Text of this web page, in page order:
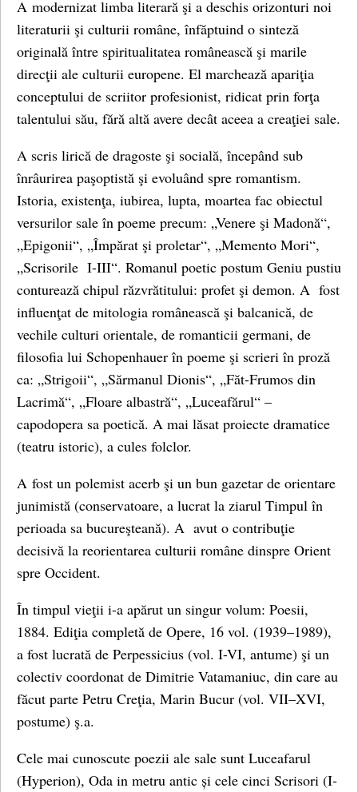
A modernizat limba literară şi a deschis orizonturi noi
literaturii şi culturii române, înfăptuind o sinteză
originală între spiritualitatea românească şi marile
direcţii ale culturii europene. El marchează apariţia
conceptului de scriitor profesionist, ridicat prin forţa
talentului său, fără altă avere decât aceea a creaţiei sale.
A scris lirică de dragoste şi socială, începând sub
înrâurirea paşoptistă şi evoluând spre romantism.
Istoria, existenţa, iubirea, lupta, moartea fac obiectul
versurilor sale în poeme precum: „Venere şi Madonă“,
„Epigonii“, „Împărat şi proletar“, „Memento Mori“,
„Scrisorile I-III“. Romanul poetic postum Geniu pustiu
conturează chipul răzvrătitului: profet şi demon. A fost
influenţat de mitologia românească şi balcanică, de
vechile culturi orientale, de romanticii germani, de
filosofia lui Schopenhauer în poeme şi scrieri în proză
ca: „Strigoii“, „Sărmanul Dionis“, „Făt-Frumos din
Lacrimă“, „Floare albastră“, „Luceafărul“ –
capodopera sa poetică. A mai lăsat proiecte dramatice
(teatru istoric), a cules folclor.
A fost un polemist acerb şi un bun gazetar de orientare
junimistă (conservatoare, a lucrat la ziarul Timpul în
perioada sa bucureşteană). A avut o contribuţie
decisivă la reorientarea culturii române dinspre Orient
spre Occident.
În timpul vieţii i-a apărut un singur volum: Poesii,
1884. Ediţia completă de Opere, 16 vol. (1939–1989),
a fost lucrată de Perpessicius (vol. I-VI, antume) şi un
colectiv coordonat de Dimitrie Vatamaniuc, din care au
făcut parte Petru Creţia, Marin Bucur (vol. VII–XVI,
postume) ş.a.
Cele mai cunoscute poezii ale sale sunt Luceafarul
(Hyperion), Oda in metru antic și cele cinci Scrisori (I-